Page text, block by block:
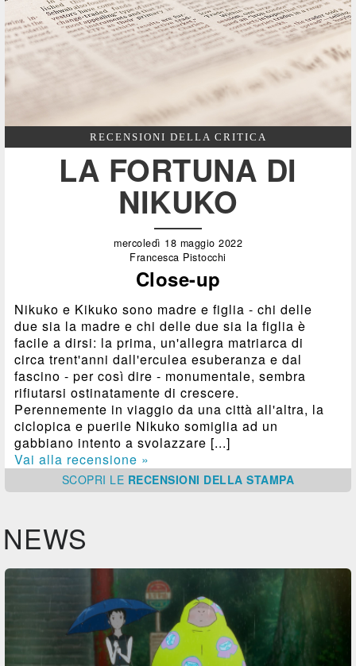
RECENSIONI DELLA CRITICA
LA FORTUNA DI
NIKUKO
mercoledì 18 maggio 2022
Francesca Pistocchi
Close-up
Nikuko e Kikuko sono madre e figlia - chi delle
due sia la madre e chi delle due sia la figlia è
facile a dirsi: la prima, un'allegra matriarca di
circa trent'anni dall'erculea esuberanza e dal
fascino - per così dire - monumentale, sembra
rifiutarsi ostinatamente di crescere.
Perennemente in viaggio da una città all'altra, la
ciclopica e puerile Nikuko somiglia ad un
gabbiano intento a svolazzare [...]
Vai alla recensione »
SCOPRI LE RECENSIONI DELLA STAMPA
NEWS